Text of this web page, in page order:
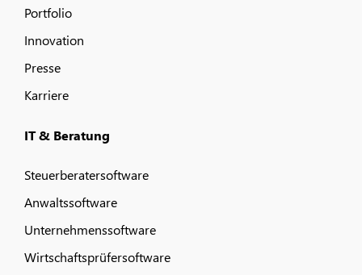
Portfolio
Innovation
Presse
Karriere
IT & Beratung
Steuerberatersoftware
Anwaltssoftware
Unternehmenssoftware
Wirtschaftsprüfersoftware